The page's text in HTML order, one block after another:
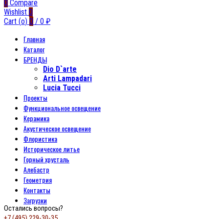
0 Compare
Wishlist 0
Cart (o) 0 / 0 ₽
Главная
Каталог
БРЕНДЫ
Dio D`arte
Arti Lampadari
Lucia Tucci
Проекты
Функциональное освещение
Керамика
Акустическое освещение
Флористика
Историческое литье
Горный хрусталь
Алебастр
Геометрия
Контакты
Загрузки
Остались вопросы?